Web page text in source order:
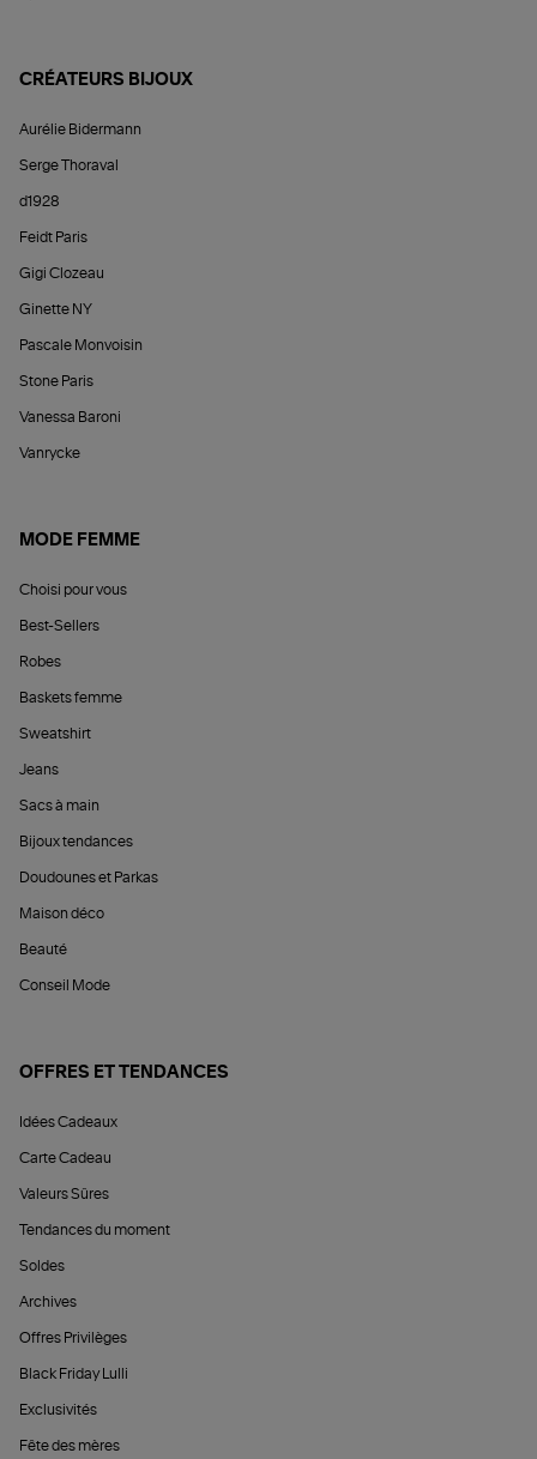
CRÉATEURS BIJOUX
Aurélie Bidermann
Serge Thoraval
d1928
Feidt Paris
Gigi Clozeau
Ginette NY
Pascale Monvoisin
Stone Paris
Vanessa Baroni
Vanrycke
MODE FEMME
Choisi pour vous
Best-Sellers
Robes
Baskets femme
Sweatshirt
Jeans
Sacs à main
Bijoux tendances
Doudounes et Parkas
Maison déco
Beauté
Conseil Mode
OFFRES ET TENDANCES
Idées Cadeaux
Carte Cadeau
Valeurs Sûres
Tendances du moment
Soldes
Archives
Offres Privilèges
Black Friday Lulli
Exclusivités
Fête des mères